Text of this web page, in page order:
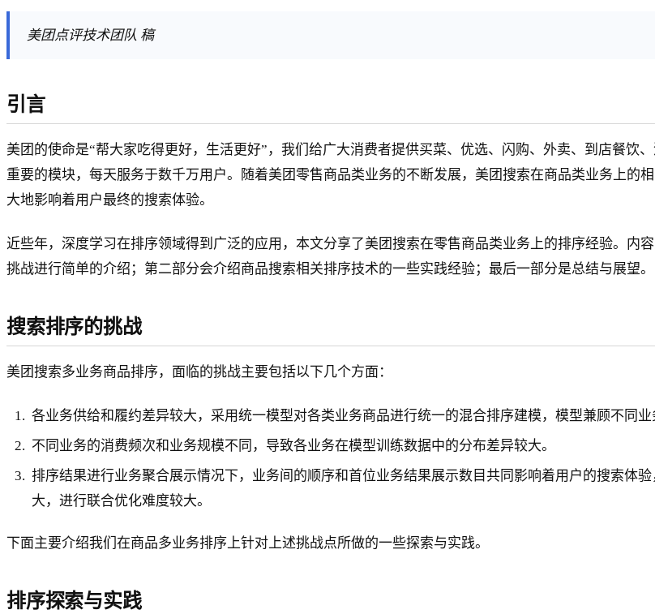
美团点评技术团队 稿
引言
美团的使命是“帮大家吃得更好，生活更好”，我们给广大消费者提供买菜、优选、闪购、外卖、到店餐饮
重要的模块，每天服务于数千万用户。随着美团零售商品类业务的不断发展，美团搜索在商品类业务上的
大地影响着用户最终的搜索体验。
近些年，深度学习在排序领域得到广泛的应用，本文分享了美团搜索在零售商品类业务上的排序经验。内
挑战进行简单的介绍；第二部分会介绍商品搜索相关排序技术的一些实践经验；最后一部分是总结与展望。
搜索排序的挑战
美团搜索多业务商品排序，面临的挑战主要包括以下几个方面：
各业务供给和履约差异较大，采用统一模型对各类业务商品进行统一的混合排序建模，模型兼顾不同业
不同业务的消费频次和业务规模不同，导致各业务在模型训练数据中的分布差异较大。
排序结果进行业务聚合展示情况下，业务间的顺序和首位业务结果展示数目共同影响着用户的搜索体
大，进行联合优化难度较大。
下面主要介绍我们在商品多业务排序上针对上述挑战点所做的一些探索与实践。
排序探索与实践